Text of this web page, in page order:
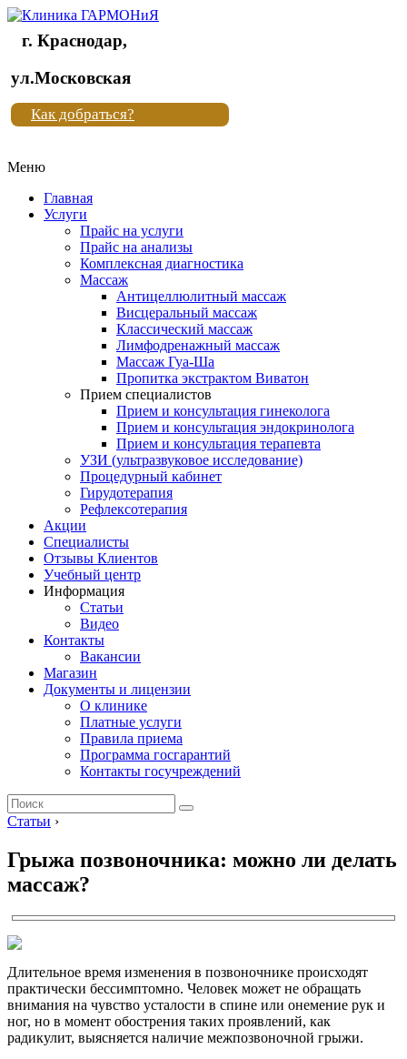
Клиника
"Новая
жизнь"
Клиника
жизнь"
г. Краснодар,
ул.Московская
Как добраться?
Меню
Главная
Услуги
Прайс на услуги
Прайс на анализы
Комплексная диагностика
Массаж
Антицеллюлитный массаж
Висцеральный массаж
Классический массаж
Лимфодренажный массаж
Массаж Гуа-Ша
Пропитка экстрактом Виватон
Прием специалистов
Прием и консультация гинеколога
Прием и консультация эндокринолога
Прием и консультация терапевта
УЗИ (ультразвуковое исследование)
Процедурный кабинет
Гирудотерапия
Рефлексотерапия
Акции
Специалисты
Отзывы Клиентов
Учебный центр
Информация
Статьи
Видео
Контакты
Вакансии
Магазин
Документы и лицензии
О клинике
Платные услуги
Правила приема
Программа госгарантий
Контакты госучреждений
Статьи ›
Грыжа позвоночника: можно ли делать
массаж?
Длительное время изменения в позвоночнике происходят
практически бессимптомно. Человек может не обращать
внимания на чувство усталости в спине или онемение рук и
ног, но в момент обострения таких проявлений, как
радикулит, выясняется наличие межпозвоночной грыжи.